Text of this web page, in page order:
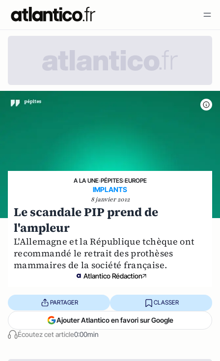
A LA UNE›PÉPITES›EUROPE
IMPLANTS
8 janvier 2012
Le scandale PIP prend de
l'ampleur
L'Allemagne et la République tchèque ont
recommandé le retrait des prothèses
mammaires de la société française.
Atlantico Rédaction
Écoutez cet article0:00min
PARTAGER CLASSER
Ajouter Atlantico en favori sur Google